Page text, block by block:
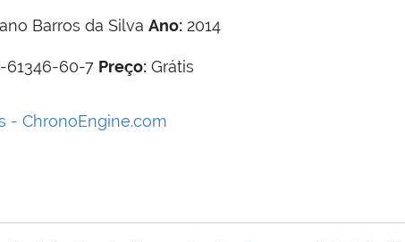
Barros da Silva Ano: 2014
61346-60-7 Preço: Grátis
- ChronoEngine.com